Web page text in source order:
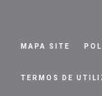
MAPA SITE
TERMOS DE